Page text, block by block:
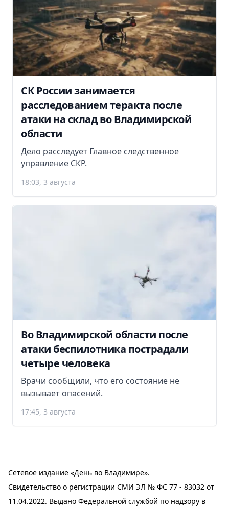
СК России занимается
расследованием теракта после
атаки на склад во Владимирской
области
Дело расследует Главное следственное
управление СКР.
18:03, 3 августа
Во Владимирской области после
атаки беспилотника пострадали
четыре человека
Врачи сообщили, что его состояние не
вызывает опасений.
17:45, 3 августа
Сетевое издание «День во Владимире».
Свидетельство о регистрации СМИ ЭЛ № ФС 77 - 83032 от
11.04.2022. Выдано Федеральной службой по надзору в